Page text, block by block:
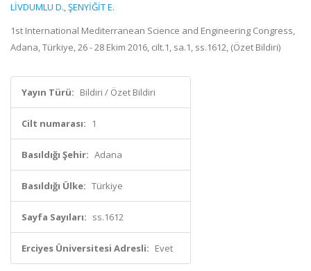
LİVDUMLU D.,ŞENYİĞİT E.
1st International Mediterranean Science and Engineering Congress,
Adana, Türkiye, 26 - 28 Ekim 2016, cilt.1, sa.1, ss.1612, (Özet Bildiri)
Yayın Türü: Bildiri / Özet Bildiri
Cilt numarası: 1
Basıldığı Şehir: Adana
Basıldığı Ülke: Türkiye
Sayfa Sayıları: ss.1612
Erciyes Üniversitesi Adresli: Evet